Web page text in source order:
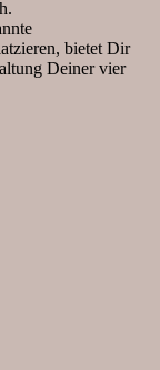
bietet Dir
Deiner vier